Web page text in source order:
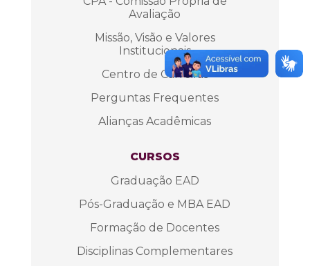
Avaliação
Missão, Visão e Valores
Institucionais
Centro de Carreiras
Perguntas Frequentes
Alianças Acadêmicas
CURSOS
Graduação EAD
Pós-Graduação e MBA EAD
Formação de Docentes
Disciplinas Complementares